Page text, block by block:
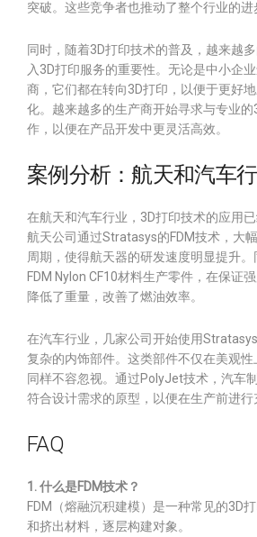
突破。这些竞争者也推动了整个行业的进
同时，随着3D打印技术的普及，越来越
入3D打印服务的重要性。无论是中小企
商，它们都在转向3D打印，以便于更好
化。越来越多的生产商开始寻求与专业的
作，以便在产品开发中更灵活高效。
案例分析：航天和汽车
在航天和汽车行业，3D打印技术的应用
航天公司通过Stratasys的FDM技术，大
周期，使得航天器的研发速度明显提升
FDM Nylon CF10材料生产零件，在保证
降低了重量，改善了燃油效率。
在汽车行业，几家公司开始使用
复杂的内饰部件。这类部件不仅在美观
同样不容忽视。通过PolyJet技术，汽车
符合设计需求的原型，以便在生产前进行
FAQ
1. 什么是FDM技术？
FDM（熔融沉积建模）是一种常见的3D
和挤出材料，逐层构建对象。